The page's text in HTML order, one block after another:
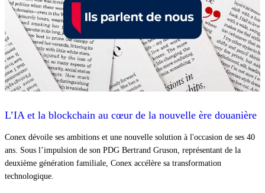
L’IA et la blockchain au cœur de la nouvelle ère douanière
Conex dévoile ses ambitions et une nouvelle solution à l'occasion de ses 40
ans. Sous l’impulsion de son PDG Bertrand Gruson, représentant de la
deuxième génération familiale, Conex accélère sa transformation
technologique.